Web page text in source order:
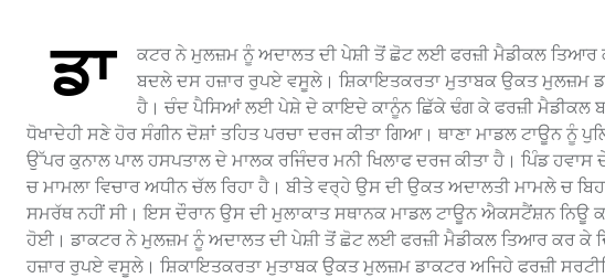
ਡਾ
ਕਟਰ ਨੇ ਮੁਲਜ਼ਮ ਨੂੰ ਅਦਾਲਤ ਦੀ ਪੇਸ਼ੀ ਤੋਂ ਛੋਟ ਲਈ ਫਰਜ਼ੀ ਮੈਡੀਕਲ ਤਿਆਰ
ਬਦਲੇ ਦਸ ਹਜ਼ਾਰ ਰੁਪਏ ਵਸੂਲੇ। ਸ਼ਿਕਾਇਤਕਰਤਾ ਮੁਤਾਬਕ ਉਕਤ ਮੁਲਜ਼ਮ
ਹੈ। ਚੰਦ ਪੈਸਿਆਂ ਲਈ ਪੇਸ਼ੇ ਦੇ ਕਾਇਦੇ ਕਾਨੂੰਨ ਛਿੱਕੇ ਢੰਗ ਕੇ ਫਰਜ਼ੀ ਮੈਡੀਕਲ
ਧੋਖਾਦੇਹੀ ਸਣੇ ਹੋਰ ਸੰਗੀਨ ਦੋਸ਼ਾਂ ਤਹਿਤ ਪਰਚਾ ਦਰਜ ਕੀਤਾ ਗਿਆ। ਥਾਣਾ ਮਾਡਲ ਟਾਊਨ ਨੂੰ
ਉੱਪਰ ਕੁਨਾਲ ਪਾਲ ਹਸਪਤਾਲ ਦੇ ਮਾਲਕ ਰਜਿੰਦਰ ਮਨੀ ਖਿਲਾਫ ਦਰਜ ਕੀਤਾ ਹੈ। ਪਿੰਡ
ਚ ਮਾਮਲਾ ਵਿਚਾਰ ਅਧੀਨ ਚੱਲ ਰਿਹਾ ਹੈ। ਬੀਤੇ ਵਰ੍ਹੇ ਉਸ ਦੀ ਉਕਤ ਅਦਾਲਤੀ ਮਾਮਲੇ ਚ
ਸਮਰੱਥ ਨਹੀਂ ਸੀ। ਇਸ ਦੌਰਾਨ ਉਸ ਦੀ ਮੁਲਾਕਾਤ ਸਥਾਨਕ ਮਾਡਲ ਟਾਊਨ ਐਕਸਟੈਂਸ਼ਨ ਨਿਊ
ਹੋਈ। ਡਾਕਟਰ ਨੇ ਮੁਲਜ਼ਮ ਨੂੰ ਅਦਾਲਤ ਦੀ ਪੇਸ਼ੀ ਤੋਂ ਛੋਟ ਲਈ ਫਰਜ਼ੀ ਮੈਡੀਕਲ ਤਿਆਰ ਕਰ ਕੇ
ਹਜ਼ਾਰ ਰੁਪਏ ਵਸੂਲੇ। ਸ਼ਿਕਾਇਤਕਰਤਾ ਮੁਤਾਬਕ ਉਕਤ ਮੁਲਜ਼ਮ ਡਾਕਟਰ ਅਜਿਹੇ ਫਰਜ਼ੀ